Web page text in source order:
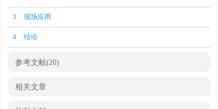
3. 现场应用
4. 结论
参考文献(20)
相关文章